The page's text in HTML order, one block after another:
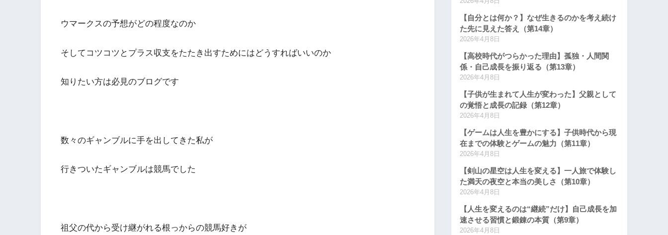
ウマークスの予想がどの程度なのか
そしてコツコツとプラス収支をたたき出すためにはどうすればいいのか
知りたい方は必見のブログです
数々のギャンブルに手を出してきた私が
行きついたギャンブルは競馬でした
祖父の代から受け継がれる根っからの競馬好きが
【自分とは何か？】なぜ生きるのかを考え続け
た先に見えた答え（第14章）
2026年4月8日
【高校時代がつらかった理由】孤独・人間関
係・自己成長を振り返る（第13章）
2026年4月8日
【子供が生まれて人生が変わった】父親として
の覚悟と成長の記録（第12章）
2026年4月8日
【ゲームは人生を豊かにする】子供時代から現
在までの体験とゲームの魅力（第11章）
2026年4月8日
【剣山の星空は人生を変える】一人旅で体験し
た満天の夜空と本当の美しさ（第10章）
2026年4月8日
【人生を変えるのは“継続”だけ】自己成長を加
速させる習慣と鍛錬の本質（第9章）
2026年4月8日